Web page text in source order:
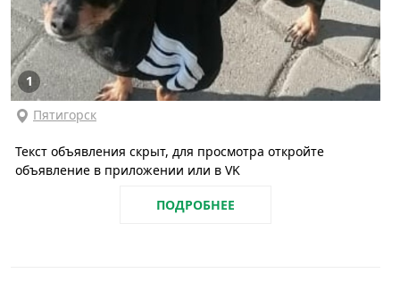
1
Пятигорск
Текст объявления скрыт, для просмотра откройте
объявление в приложении или в VK
ПОДРОБНЕЕ